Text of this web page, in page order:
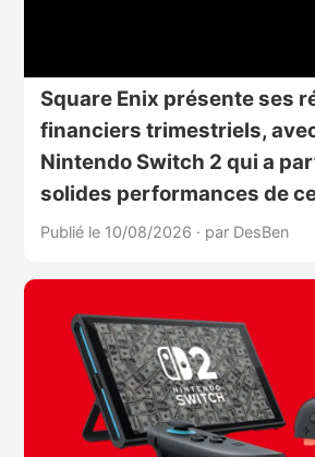
Square Enix présente ses
financiers trimestriels,
Nintendo Switch 2 qui a
solides performances de
Publié le 10/08/2026 · par DesBen